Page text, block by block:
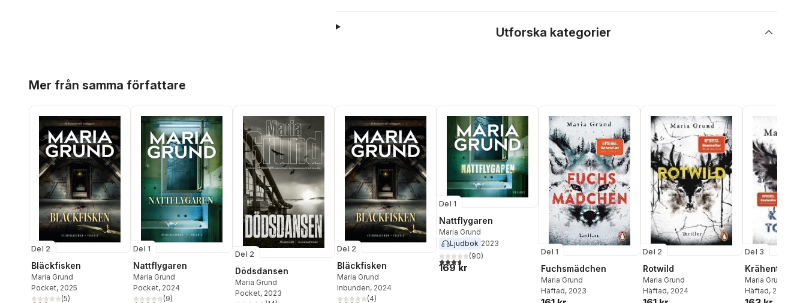
Utforska kategorier
Mer från samma författare
Del 2
Bläckfisken
Maria Grund
Pocket, 2025
(5)
Del 1
Nattflygaren
Maria Grund
Pocket, 2024
(9)
Del 2
Dödsdansen
Maria Grund
Pocket, 2023
Del 2
Bläckfisken
Maria Grund
Inbunden, 2024
(4)
Del 1
Nattflygaren
Maria Grund
Ljudbok 2023
3,7utav 5 stjärnor. Totalt antal röster:
(90)
169 kr
Del 1
Fuchsmädchen
Maria Grund
Häftad, 2023
Del 2
Rotwild
Maria Grund
Häftad, 2024
Del 3
Maria Grund
Häftad, 2025